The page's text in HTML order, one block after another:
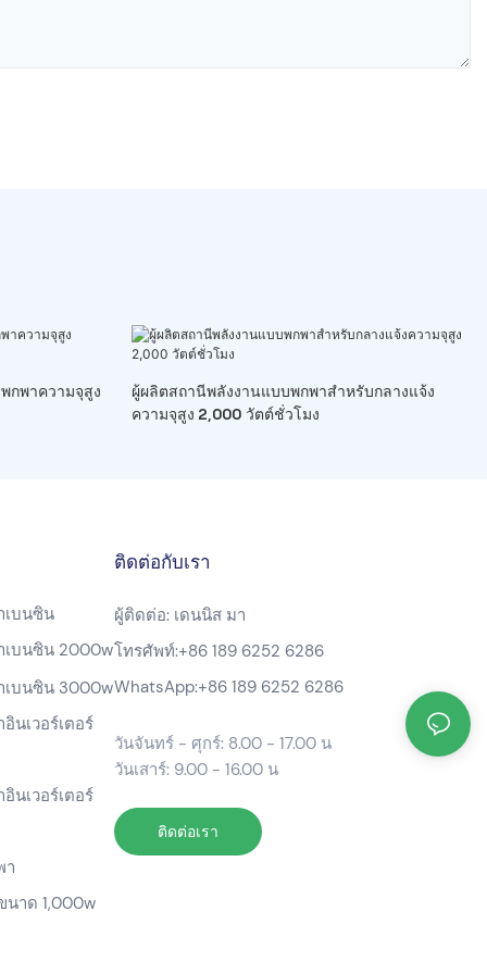
กพาความจุสูง
ผู้ผลิตสถานีพลังงานแบบพกพาสำหรับกลางแจ้ง
ความจุสูง 2,000 วัตต์ชั่วโมง
เบนซิน
เบนซิน 2000w
เบนซิน 3000w
นเวอร์เตอร์
นเวอร์เตอร์
า
าด 1,000w
ติดต่อกับเรา
ผู้ติดต่อ: เดนนิส มา
โทรศัพท์:+86 189 6252 6286
WhatsApp:+86 189 6252 6286
วันจันทร์ - ศุกร์: 8.00 - 17.00 น
วันเสาร์: 9.00 - 16.00 น
ติดต่อเรา